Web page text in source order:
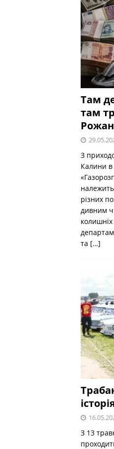
Там
там
З
Калини
різних
дивним
та […]
З 13